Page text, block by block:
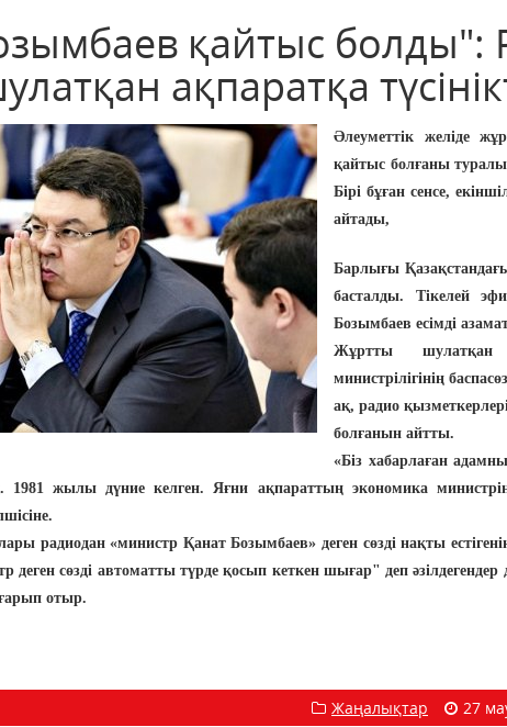
қайтыс болды":
ақпаратқа
Әлеуметтік желіде
қайтыс болғаны
Бірі бұған сенсе,
айтады,
Барлығы
басталды. Тікелей
Бозымбаев есімді
Жұртты шулатқан
министрілігінің
ақ, радио
болғанын айтты.
«Біз хабарлаған
жылы дүние келген. Яғни ақпараттың экономика
радиодан «министр Қанат Бозымбаев» деген сөзді нақты
деген сөзді автоматты түрде қосып кеткен шығар" деп
отыр.
Жаңалықтар 27